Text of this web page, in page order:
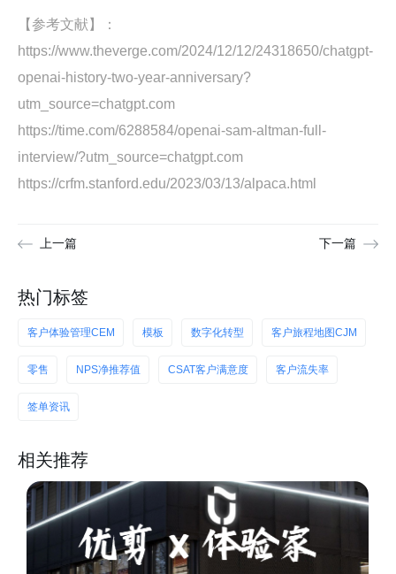
【参考文献】：
https://www.theverge.com/2024/12/12/24318650/chatgpt-
openai-history-two-year-anniversary?
utm_source=chatgpt.com
https://time.com/6288584/openai-sam-altman-full-
interview/?utm_source=chatgpt.com
https://crfm.stanford.edu/2023/03/13/alpaca.html
上一篇 下一篇
热门标签
客户体验管理CEM 模板 数字化转型 客户旅程地图CJM
零售 NPS净推荐值 CSAT客户满意度 客户流失率
签单资讯
相关推荐